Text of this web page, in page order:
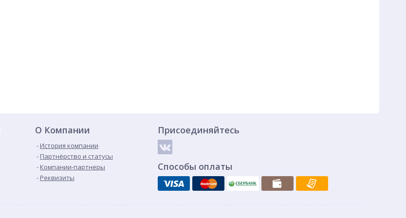
О Компании
История компании
Партнёрство и статусы
Компании-партнеры
Реквизиты
Присоединяйтесь
Способы оплаты